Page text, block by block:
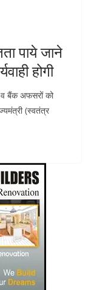
पाये जाने
होगी
व बैंक अफसरों को
(स्वतंत्र